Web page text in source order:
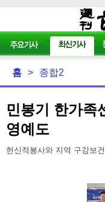
홈 > 종합2
민봉기 한가족
영예도
헌신적봉사와 지역 구강보